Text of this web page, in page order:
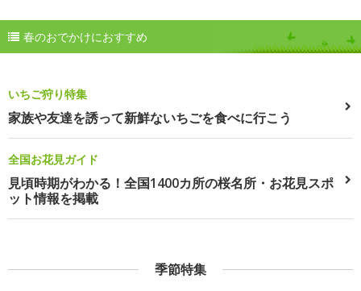
春のおでかけにおすすめ
いちご狩り特集
家族や友達を誘って新鮮ないちごを食べに行こう
全国お花見ガイド
見頃時期がわかる！全国1400カ所の桜名所・お花見スポ
ット情報を掲載
季節特集